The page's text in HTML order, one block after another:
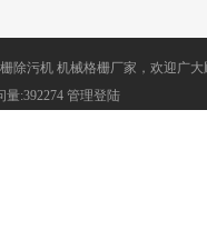
除污机 机械格栅厂家，欢迎广
量:392274 管理登陆